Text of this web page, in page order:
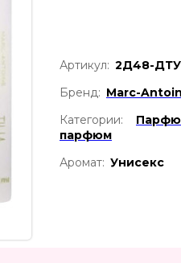
Артикул: 2Д48-
Бренд: Marc-
Категории:
парфюм
Аромат: Унисекс